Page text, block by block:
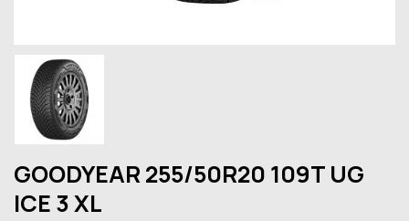
GOODYEAR 255/50R20 109T UG
ICE 3 XL